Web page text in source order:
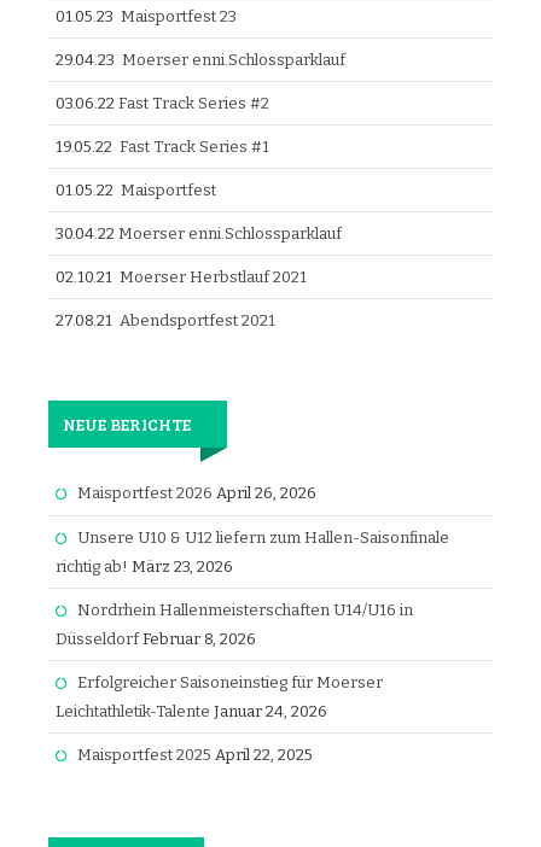
01.05.23 Maisportfest 23
29.04.23 Moerser enni.Schlossparklauf
03.06.22 Fast Track Series #2
19.05.22 Fast Track Series #1
01.05.22 Maisportfest
30.04.22 Moerser enni.Schlossparklauf
02.10.21 Moerser Herbstlauf 2021
27.08.21 Abendsportfest 2021
NEUE BERICHTE
Maisportfest 2026 April 26, 2026
Unsere U10 & U12 liefern zum Hallen-Saisonfinale
richtig ab! März 23, 2026
Nordrhein Hallenmeisterschaften U14/U16 in
Düsseldorf Februar 8, 2026
Erfolgreicher Saisoneinstieg für Moerser
Leichtathletik-Talente Januar 24, 2026
Maisportfest 2025 April 22, 2025